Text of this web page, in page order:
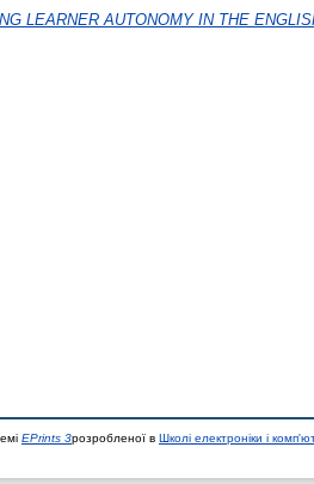
LEARNER AUTONOMY IN THE
EPrints 3розробленої в Школі електроніки і